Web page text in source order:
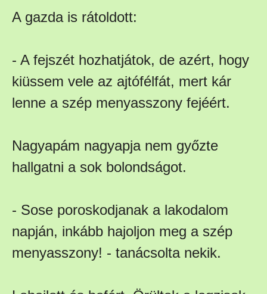
A gazda is rátoldott:
- A fejszét hozhatjátok, de azért, hogy
kiüssem vele az ajtófélfát, mert kár
lenne a szép menyasszony fejéért.
Nagyapám nagyapja nem győzte
hallgatni a sok bolondságot.
- Sose poroskodjanak a lakodalom
napján, inkább hajoljon meg a szép
menyasszony! - tanácsolta nekik.